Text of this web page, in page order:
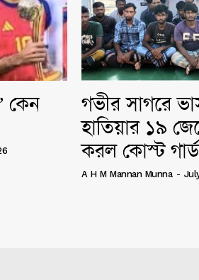
কেন
গভীর সাগরে
হাতিয়ার ১৯
করল কোস্ট গার্ড
A H M Mannan Munna -